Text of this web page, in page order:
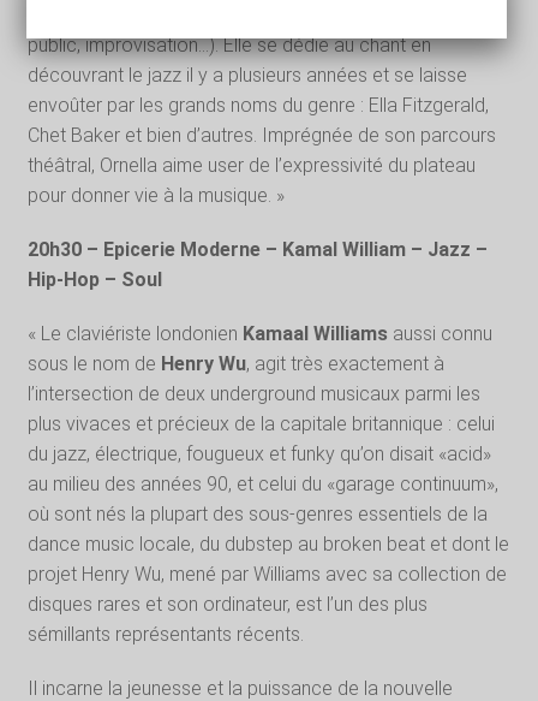
public, improvisation…). Elle se dédie au chant en
découvrant le jazz il y a plusieurs années et se laisse
envoûter par les grands noms du genre : Ella Fitzgerald,
Chet Baker et bien d’autres. Imprégnée de son parcours
théâtral, Ornella aime user de l’expressivité du plateau
pour donner vie à la musique. »
20h30 – Epicerie Moderne – Kamal William – Jazz –
Hip-Hop – Soul
« Le claviériste londonien Kamaal Williams aussi connu
sous le nom de Henry Wu, agit très exactement à
l’intersection de deux underground musicaux parmi les
plus vivaces et précieux de la capitale britannique : celui
du jazz, électrique, fougueux et funky qu’on disait «acid»
au milieu des années 90, et celui du «garage continuum»,
où sont nés la plupart des sous-genres essentiels de la
dance music locale, du dubstep au broken beat et dont le
projet Henry Wu, mené par Williams avec sa collection de
disques rares et son ordinateur, est l’un des plus
sémillants représentants récents.
Il incarne la jeunesse et la puissance de la nouvelle